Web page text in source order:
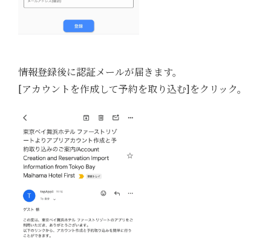
情報登録後に認証メールが届きます。
[アカウントを作成して予約を取り込む]をクリック。